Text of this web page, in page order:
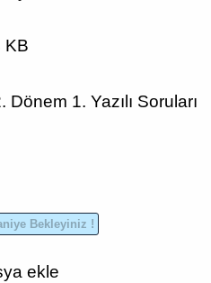
KB
Dönem 1. Yazılı Soruları